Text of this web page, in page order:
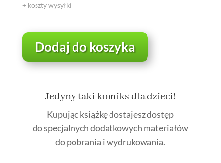
+ koszty wysyłki
Dodaj do koszyka
Jedyny taki komiks dla dzieci!
Kupując książkę dostajesz dostęp
do specjalnych dodatkowych materiałów
do pobrania i wydrukowania.